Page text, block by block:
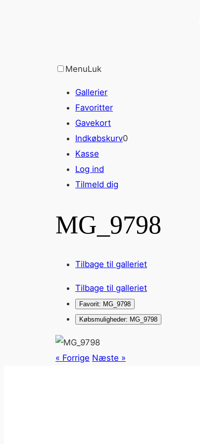
MenuLuk
Gallerier
Favoritter
Gavekort
Indkøbskurv0
Kasse
Log ind
Tilmeld dig
MG_9798
Tilbage til galleriet
Tilbage til galleriet
Favorit: MG_9798
Købsmuligheder: MG_9798
« Forrige Næste »